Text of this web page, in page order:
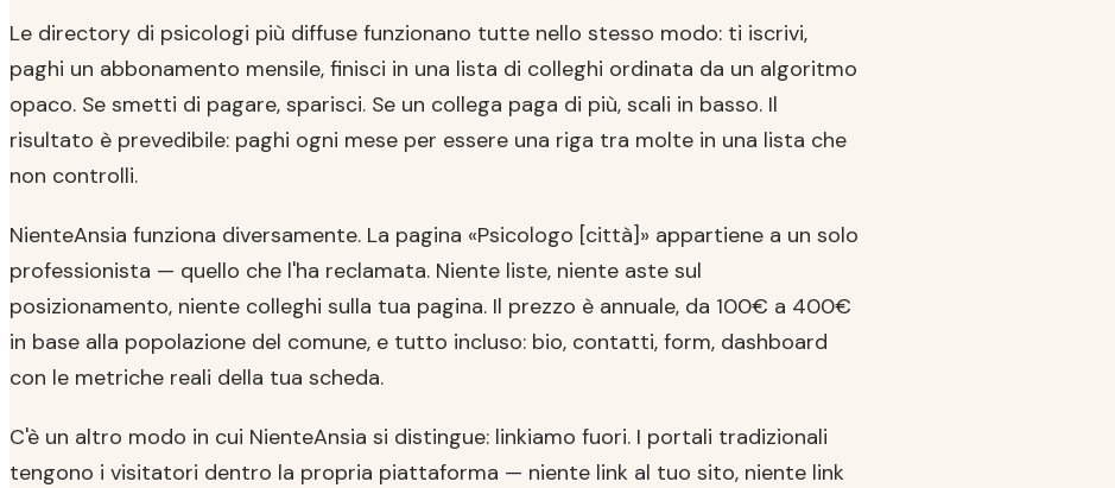
Le directory di psicologi più diffuse funzionano tutte nello stesso modo: ti iscrivi,
paghi un abbonamento mensile, finisci in una lista di colleghi ordinata da un algoritmo
opaco. Se smetti di pagare, sparisci. Se un collega paga di più, scali in basso. Il
risultato è prevedibile: paghi ogni mese per essere una riga tra molte in una lista che
non controlli.
NienteAnsia funziona diversamente. La pagina «Psicologo [città]» appartiene a un solo
professionista — quello che l'ha reclamata. Niente liste, niente aste sul
posizionamento, niente colleghi sulla tua pagina. Il prezzo è annuale, da 100€ a 400€
in base alla popolazione del comune, e tutto incluso: bio, contatti, form, dashboard
con le metriche reali della tua scheda.
C'è un altro modo in cui NienteAnsia si distingue: linkiamo fuori. I portali tradizionali
tengono i visitatori dentro la propria piattaforma — niente link al tuo sito, niente link